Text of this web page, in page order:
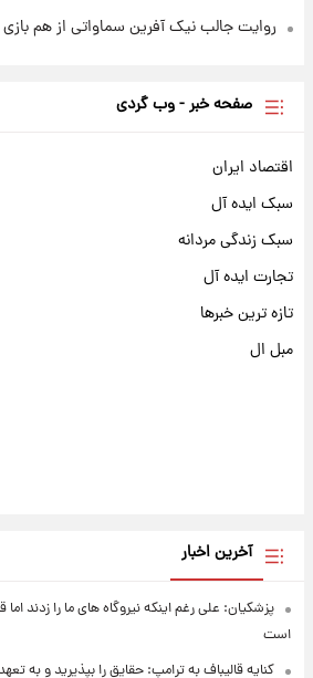
روایت جالب نیک آفرین سماواتی از هم
صفحه خبر - وب گردی
اقتصاد ایران
سبک ایده آل
سبک زندگی مردانه
تجارت ایده آل
تازه ترین خبرها
مبل ال
آخرین اخبار
پزشکیان: علی رغم اینکه نیروگاه های ما را زدند
است
کنایه قالیباف به ترامپ: حقایق را بپذیرید و به